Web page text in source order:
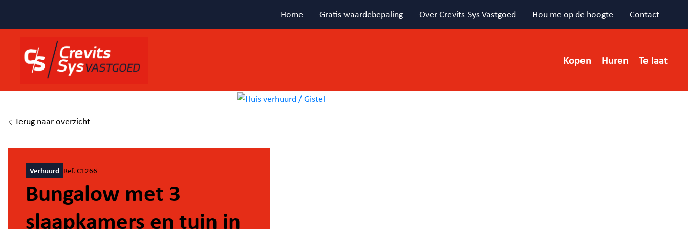
Home Gratis waardebepaling Over Crevits-Sys Vastgoed Hou me op de hoogte Contact
Kopen Huren Te laat
Terug naar overzicht
Verhuurd Ref. C1266
Bungalow met 3
slaapkamers en tuin in